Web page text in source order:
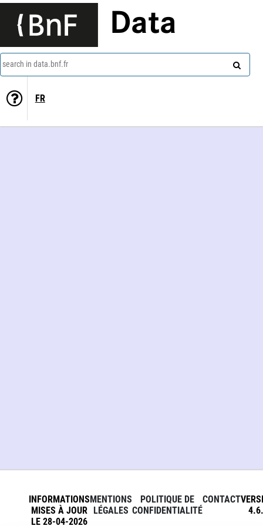
Data
search in data.bnf.fr
FR
INFORMATIONS
MISES À JOUR
LE 28-04-2026
MENTIONS
LÉGALES
POLITIQUE DE
CONFIDENTIALITÉ
CONTACT